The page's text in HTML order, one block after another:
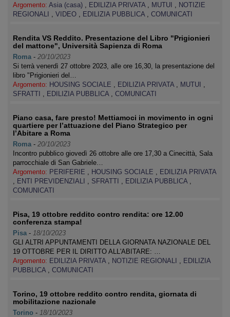
Argomento: Asia (casa) , EDILIZIA PRIVATA , MUTUI , NOTIZIE
REGIONALI , VIDEO , EDILIZIA PUBBLICA , COMUNICATI
Rendita VS Reddito. Presentazione del Libro "Prigionieri
del mattone", Università Sapienza di Roma
Roma - 20/10/2023
Si terrà venerdì 27 ottobre 2023, alle ore 16,30, la presentazione del
libro "Prigionieri del…
Argomento: HOUSING SOCIALE , EDILIZIA PRIVATA , MUTUI ,
SFRATTI , EDILIZIA PUBBLICA , COMUNICATI
Piano casa, fare presto! Mettiamoci in movimento in ogni
quartiere per l’attuazione del Piano Strategico per
l’Abitare a Roma
Roma - 20/10/2023
Incontro pubblico giovedì 26 ottobre alle ore 17,30 a Cinecittà, Sala
parrocchiale di San Gabriele…
Argomento: PERIFERIE , HOUSING SOCIALE , EDILIZIA PRIVATA
, ENTI PREVIDENZIALI , SFRATTI , EDILIZIA PUBBLICA ,
COMUNICATI
Pisa, 19 ottobre reddito contro rendita: ore 12.00
conferenza stampa!
Pisa - 18/10/2023
GLI ALTRI APPUNTAMENTI DELLA GIORNATA NAZIONALE DEL
19 OTTOBRE PER IL DIRITTO ALL'ABITARE: …
Argomento: EDILIZIA PRIVATA , NOTIZIE REGIONALI , EDILIZIA
PUBBLICA , COMUNICATI
Torino, 19 ottobre reddito contro rendita, giornata di
mobilitazione nazionale
Torino - 18/10/2023